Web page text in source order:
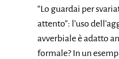
“Lo guardai per
attento”: l’uso
avverbiale è adatto
formale? In un